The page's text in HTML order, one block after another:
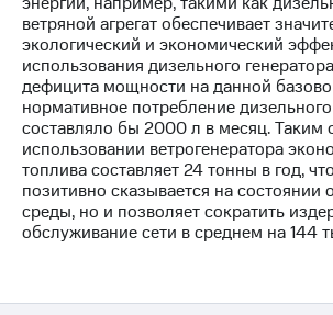
в
регионе
и акционерам
Корпоративное
управление
Корпоративный
секретарь
Раскрытие
информации
ветряной агрегат обеспечивает
экологический и экономический
использования дизельного
дефицита мощности на данной
нормативное потребление
составляло бы 2000 л в месяц. Таким
использовании ветрогенератора
топлива составляет 24 тонны в год,
позитивно сказывается на
среды, но и позволяет сократить
обслуживание сети в среднем на 144